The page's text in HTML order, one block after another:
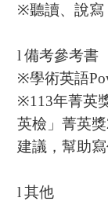
※聽讀、說
l 備考參考書
※學術英語
※113年菁英
英檢」菁英獎
建議，幫助
l 其他